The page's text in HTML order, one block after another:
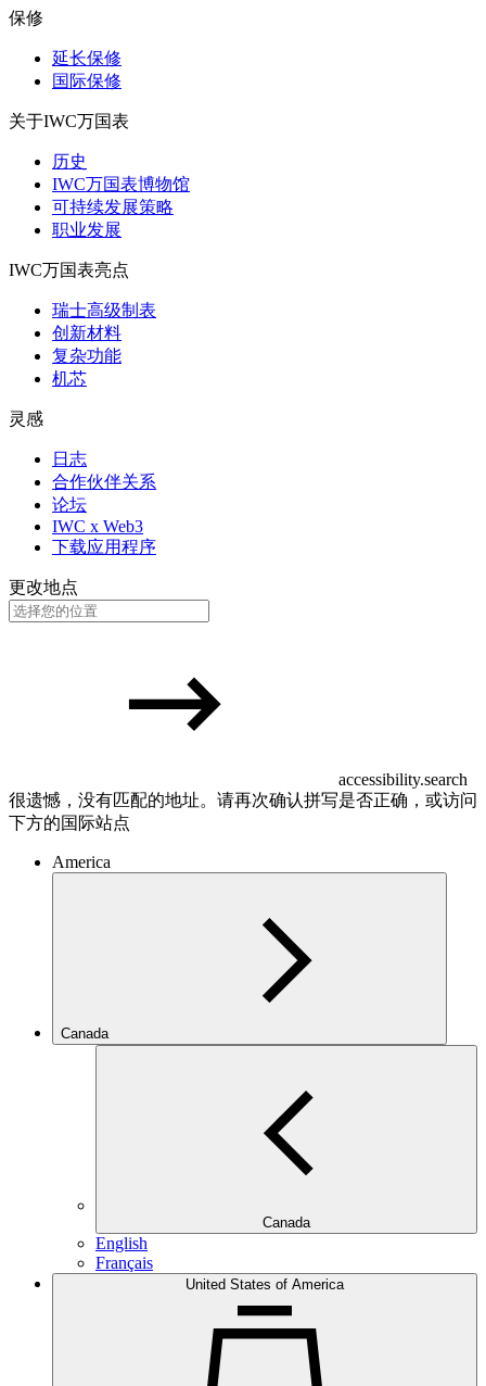
保修
延长保修
国际保修
关于IWC万国表
历史
IWC万国表博物馆
可持续发展策略
职业发展
IWC万国表亮点
瑞士高级制表
创新材料
复杂功能
机芯
灵感
日志
合作伙伴关系
论坛
IWC x Web3
下载应用程序
更改地点
accessibility.search
很遗憾，没有匹配的地址。请再次确认拼写是否正确，或访问
下方的国际站点
America
Canada
Canada
English
Français
United States of America